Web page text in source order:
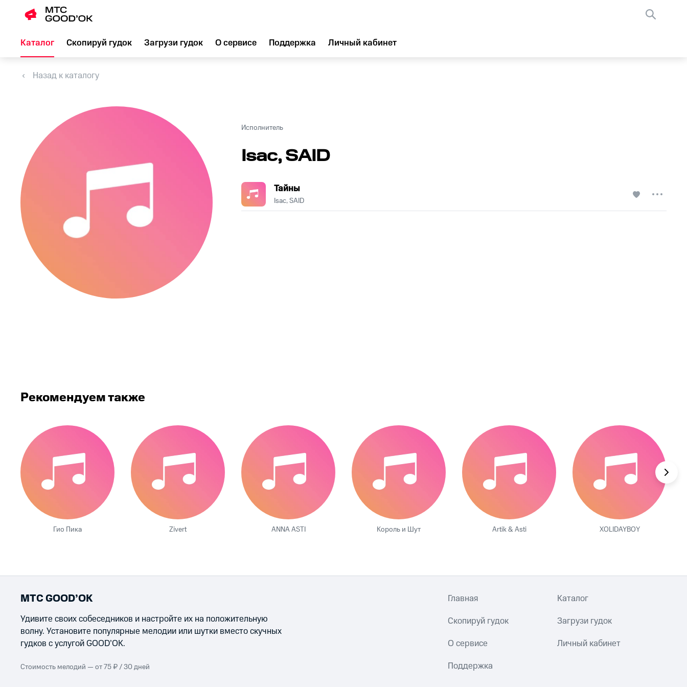
Каталог Скопируй гудок Загрузи гудок О сервисе Поддержка Личный кабинет
Назад к каталогу
Исполнитель
Isac, SAID
Тайны
Isac, SAID
Рекомендуем также
Гио Пика Zivert ANNA ASTI Король и Шут Artik & Asti XOLIDAYBOY
МТС GOOD’OK
Удивите своих собеседников и настройте их на положительную
волну. Установите популярные мелодии или шутки вместо скучных
гудков с услугой GOOD’OK.
Стоимость мелодий — от 75 ₽ / 30 дней
Главная Каталог
Скопируй гудок Загрузи гудок
О сервисе Личный кабинет
Поддержка